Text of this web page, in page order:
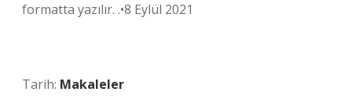
formatta yazılır. .•8 Eylül 2021
Tarih: Makaleler